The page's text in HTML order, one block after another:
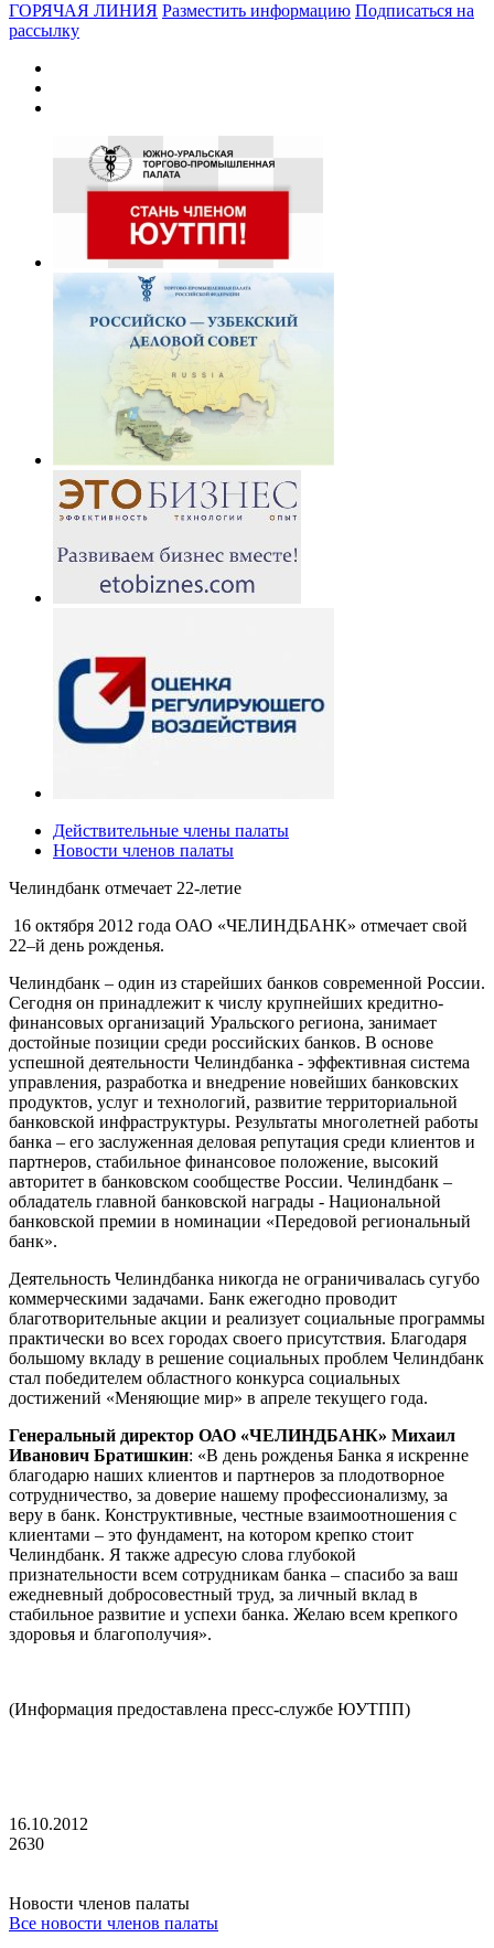
ГОРЯЧАЯ ЛИНИЯ Разместить информацию Подписаться на
рассылку
Действительные члены палаты
Новости членов палаты
Челиндбанк отмечает 22-летие
16 октября 2012 года ОАО «ЧЕЛИНДБАНК» отмечает свой
22–й день рожденья.
Челиндбанк – один из старейших банков современной России.
Сегодня он принадлежит к числу крупнейших кредитно-
финансовых организаций Уральского региона, занимает
достойные позиции среди российских банков. В основе
успешной деятельности Челиндбанка - эффективная система
управления, разработка и внедрение новейших банковских
продуктов, услуг и технологий, развитие территориальной
банковской инфраструктуры. Результаты многолетней работы
банка – его заслуженная деловая репутация среди клиентов и
партнеров, стабильное финансовое положение, высокий
авторитет в банковском сообществе России. Челиндбанк –
обладатель главной банковской награды - Национальной
банковской премии в номинации «Передовой региональный
банк».
Деятельность Челиндбанка никогда не ограничивалась сугубо
коммерческими задачами. Банк ежегодно проводит
благотворительные акции и реализует социальные программы
практически во всех городах своего присутствия. Благодаря
большому вкладу в решение социальных проблем Челиндбанк
стал победителем областного конкурса социальных
достижений «Меняющие мир» в апреле текущего года.
Генеральный директор ОАО «ЧЕЛИНДБАНК» Михаил
Иванович Братишкин: «В день рожденья Банка я искренне
благодарю наших клиентов и партнеров за плодотворное
сотрудничество, за доверие нашему профессионализму, за
веру в банк. Конструктивные, честные взаимоотношения с
клиентами – это фундамент, на котором крепко стоит
Челиндбанк. Я также адресую слова глубокой
признательности всем сотрудникам банка – спасибо за ваш
ежедневный добросовестный труд, за личный вклад в
стабильное развитие и успехи банка. Желаю всем крепкого
здоровья и благополучия».
(Информация предоставлена пресс-службе ЮУТПП)
16.10.2012
2630
Новости членов палаты
Все новости членов палаты